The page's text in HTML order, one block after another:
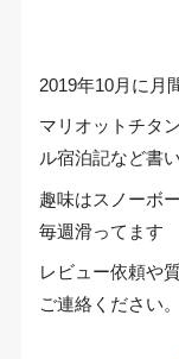
2019年10月に月
マリオットチタ
ル宿泊記など書
趣味はスノーボ
毎週滑ってます
レビュー依頼や
ご連絡ください。